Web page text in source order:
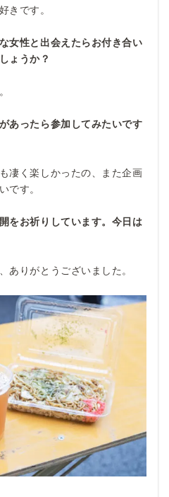
きです。
女性と出会えたらお付き合い
ょうか？
あったら参加してみたいです
凄く楽しかったの、また企画
です。
をお祈りしています。今日は
ありがとうございました。